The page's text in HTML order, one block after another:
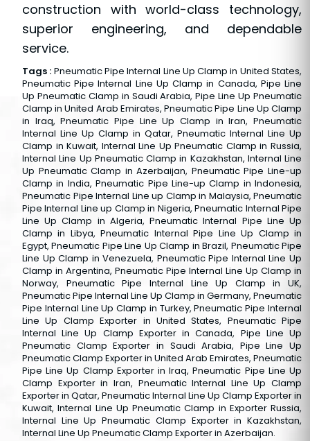
construction with world-class technology,
superior engineering, and dependable
service.
Tags : Pneumatic Pipe Internal Line Up Clamp in United States,
Pneumatic Pipe Internal Line Up Clamp in Canada, Pipe Line
Up Pneumatic Clamp in Saudi Arabia, Pipe Line Up Pneumatic
Clamp in United Arab Emirates, Pneumatic Pipe Line Up Clamp
in Iraq, Pneumatic Pipe Line Up Clamp in Iran, Pneumatic
Internal Line Up Clamp in Qatar, Pneumatic Internal Line Up
Clamp in Kuwait, Internal Line Up Pneumatic Clamp in Russia,
Internal Line Up Pneumatic Clamp in Kazakhstan, Internal Line
Up Pneumatic Clamp in Azerbaijan, Pneumatic Pipe Line-up
Clamp in India, Pneumatic Pipe Line-up Clamp in Indonesia,
Pneumatic Pipe Internal Line up Clamp in Malaysia, Pneumatic
Pipe Internal Line up Clamp in Nigeria, Pneumatic Internal Pipe
Line Up Clamp in Algeria, Pneumatic Internal Pipe Line Up
Clamp in Libya, Pneumatic Internal Pipe Line Up Clamp in
Egypt, Pneumatic Pipe Line Up Clamp in Brazil, Pneumatic Pipe
Line Up Clamp in Venezuela, Pneumatic Pipe Internal Line Up
Clamp in Argentina, Pneumatic Pipe Internal Line Up Clamp in
Norway, Pneumatic Pipe Internal Line Up Clamp in UK,
Pneumatic Pipe Internal Line Up Clamp in Germany, Pneumatic
Pipe Internal Line Up Clamp in Turkey, Pneumatic Pipe Internal
Line Up Clamp Exporter in United States, Pneumatic Pipe
Internal Line Up Clamp Exporter in Canada, Pipe Line Up
Pneumatic Clamp Exporter in Saudi Arabia, Pipe Line Up
Pneumatic Clamp Exporter in United Arab Emirates, Pneumatic
Pipe Line Up Clamp Exporter in Iraq, Pneumatic Pipe Line Up
Clamp Exporter in Iran, Pneumatic Internal Line Up Clamp
Exporter in Qatar, Pneumatic Internal Line Up Clamp Exporter in
Kuwait, Internal Line Up Pneumatic Clamp in Exporter Russia,
Internal Line Up Pneumatic Clamp Exporter in Kazakhstan,
Internal Line Up Pneumatic Clamp Exporter in Azerbaijan.